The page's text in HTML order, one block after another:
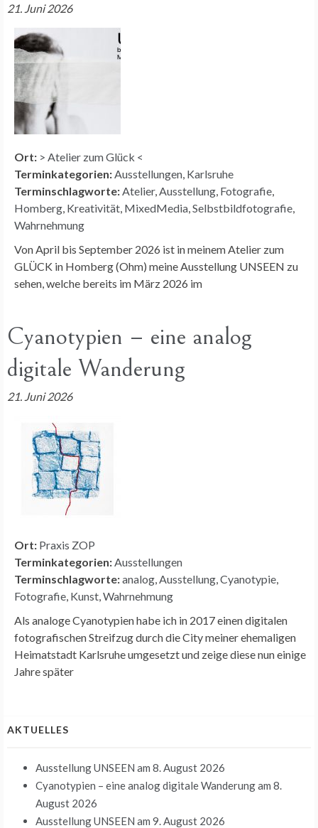
21. Juni 2026
Ort: > Atelier zum Glück <
Terminkategorien: Ausstellungen Karlsruhe
Terminschlagworte: Atelier, Ausstellung Fotografie
Homberg Kreativität MixedMedia Selbstbildfotografie
Wahrnehmung
Von April bis September 2026 ist in meinem Atelier zum
GLÜCK in Homberg (Ohm) meine Ausstellung UNSEEN zu
sehen, welche bereits im März 2026 im
Cyanotypien – eine analog
digitale Wanderung
21. Juni 2026
Ort: Praxis ZOP
Terminkategorien: Ausstellungen
Terminschlagworte:analog Ausstellung Cyanotypie
Fotografie Kunst Wahrnehmung
Als analoge Cyanotypien habe ich in 2017 einen digitalen
fotografischen Streifzug durch die City meiner ehemaligen
Heimatstadt Karlsruhe umgesetzt und zeige diese nun einige
Jahre später
AKTUELLES
Ausstellung UNSEEN am 8. August 2026
Cyanotypien – eine analog digitale Wanderungam 8.
August 2026
Ausstellung UNSEEN am 9. August 2026